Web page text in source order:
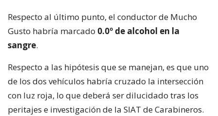
Respecto al último punto, el conductor de Mucho
Gusto habría marcado 0.0º de alcohol en la
sangre.
Respecto a las hipótesis que se manejan, es que uno
de los dos vehículos habría cruzado la intersección
con luz roja, lo que deberá ser dilucidado tras los
peritajes e investigación de la SIAT de Carabineros.